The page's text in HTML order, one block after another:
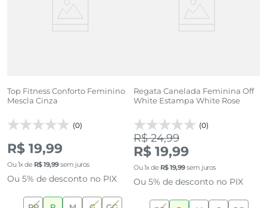
Top Fitness Conforto Feminino
Mescla Cinza
(0)
R$ 19,99
Ou1x de R$19,99sem juros
Ou 5% de desconto no PIX
Regata Canelada Feminina Off
White Estampa White Rose
(0)
R$ 24,99
R$ 19,99
Ou1x de R$19,99sem juros
Ou 5% de desconto no PIX